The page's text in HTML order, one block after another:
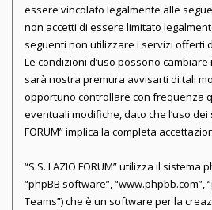
essere vincolato legalmente alle
non accetti di essere limitato
seguenti non utilizzare i servizi offerti da
Le condizioni d’uso possono
sarà nostra premura avvisarti di tali
opportuno controllare con frequenza
eventuali modifiche, dato che l’uso dei
FORUM” implica la completa
“S.S. LAZIO FORUM” utilizza il sistema
“phpBB software”, “www.phpbb.com”,
Teams”) che è un software per la